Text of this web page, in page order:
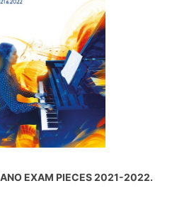
EXAM PIECES 2021-2022.